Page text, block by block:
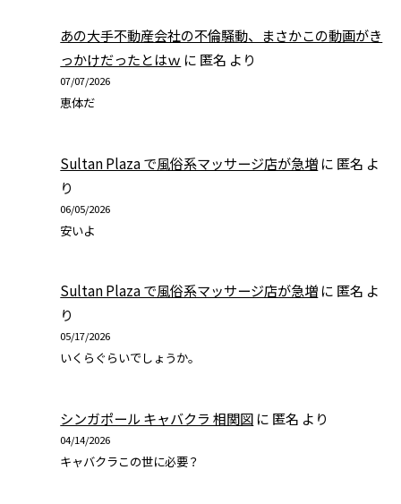
あの大手不動産会社の不倫騒動、まさかこの動画がき
っかけだったとはｗ に 匿名 より
07/07/2026
恵体だ
Sultan Plaza で風俗系マッサージ店が急増 に 匿名 よ
り
06/05/2026
安いよ
Sultan Plaza で風俗系マッサージ店が急増 に 匿名 よ
り
05/17/2026
いくらぐらいでしょうか。
シンガポール キャバクラ 相関図 に 匿名 より
04/14/2026
キャバクラこの世に必要？